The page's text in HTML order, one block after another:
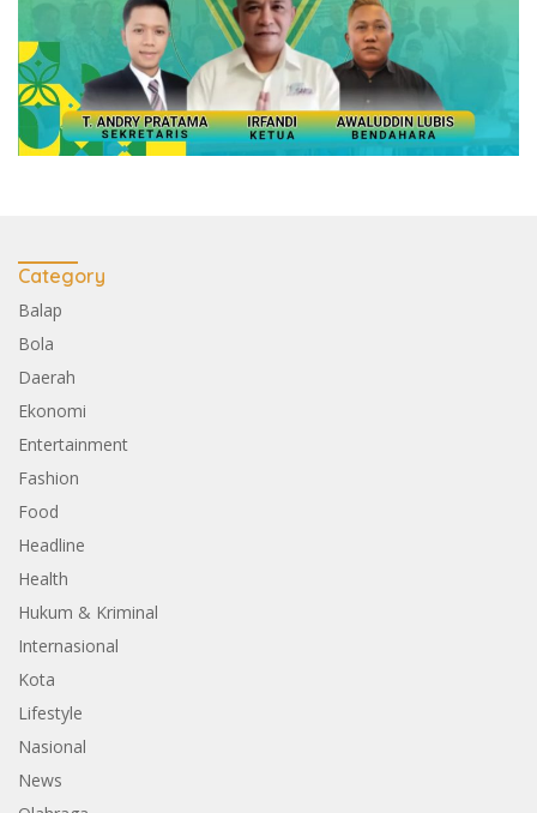
Category
Balap
Bola
Daerah
Ekonomi
Entertainment
Fashion
Food
Headline
Health
Hukum & Kriminal
Internasional
Kota
Lifestyle
Nasional
News